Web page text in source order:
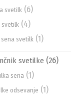
svetilk (6)
svetilk (4)
sena svetilk (1)
svetilke (26)
sena (1)
odsevanje (1)